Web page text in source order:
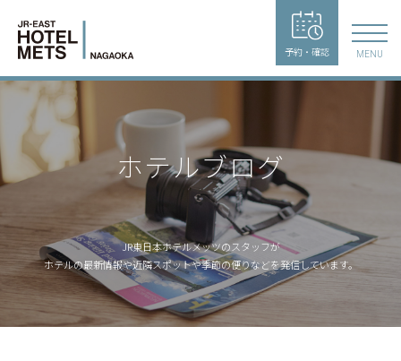
予約・確認 MENU
ホテルブログ
JR東日本ホテルメッツのスタッフが
ホテルの最新情報や近隣スポットや季節の便りなどを発信しています。